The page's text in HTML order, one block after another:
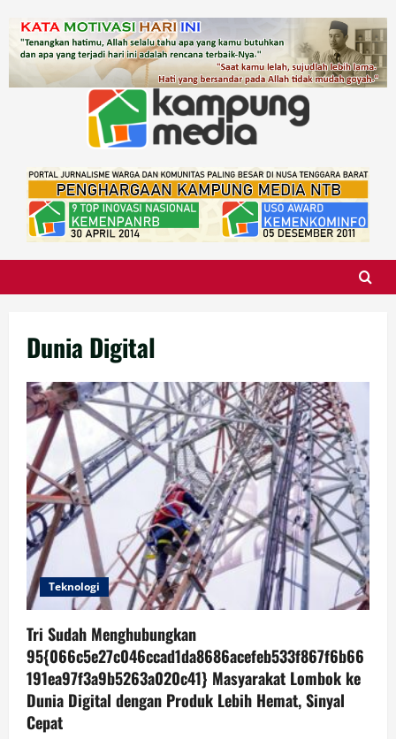
content
Dunia Digital
Teknologi
Tri Sudah Menghubungkan
95{066c5e27c046ccad1da8686acefeb533f867f6b66
191ea97f3a9b5263a020c41} Masyarakat Lombok ke
Dunia Digital dengan Produk Lebih Hemat, Sinyal
Cepat